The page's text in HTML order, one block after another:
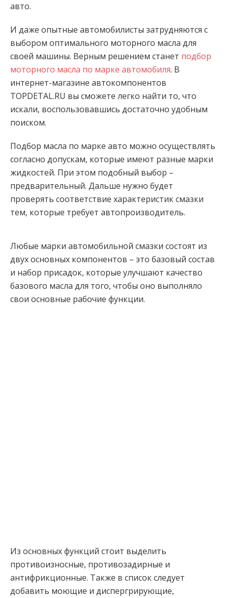
авто.
И даже опытные автомобилисты затрудняются с
выбором оптимального моторного масла для
своей машины. Верным решением станет подбор
моторного масла по марке автомобиля. В
интернет-магазине автокомпонентов
TOPDETAL.RU вы сможете легко найти то, что
искали, воспользовавшись достаточно удобным
поиском.
Подбор масла по марке авто можно осуществлять
согласно допускам, которые имеют разные марки
жидкостей. При этом подобный выбор –
предварительный. Дальше нужно будет
проверять соответствие характеристик смазки
тем, которые требует автопроизводитель.
Любые марки автомобильной смазки состоят из
двух основных компонентов – это базовый состав
и набор присадок, которые улучшают качество
базового масла для того, чтобы оно выполняло
свои основные рабочие функции.
Из основных функций стоит выделить
противоизносные, противозадирные и
антифрикционные. Также в список следует
добавить моющие и диспергрирующие,